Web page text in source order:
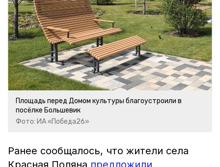
Площадь перед Домом культуры благоустроили в
посёлке Большевик
Фото: ИА «Победа26»
Ранее сообщалось, что жители села
Красная Поляна предложили